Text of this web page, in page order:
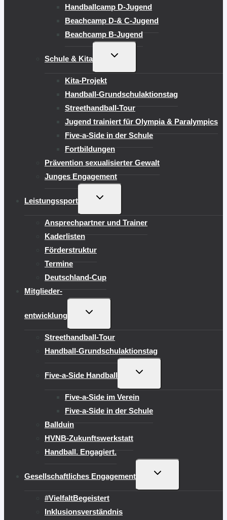
Handballcamp D-Jugend
Beachcamp D-& C-Jugend
Beachcamp B-Jugend
Schule & Kita
UNTERMENÜ
Kita-Projekt
Handball-Grundschulaktionstag
Streethandball-Tour
Jugend trainiert für Olympia & Paralympics
Five-a-Side in der Schule
Fortbildungen
Prävention sexualisierter Gewalt
Junges Engagement
Leistungssport
UNTERMENÜ
Ansprechpartner und Trainer
Kaderlisten
Förderstruktur
Termine
Deutschland-Cup
Mitglieder-
entwicklung
UNTERMENÜ
Streethandball-Tour
Handball-Grundschulaktionstag
Five-a-Side Handball
UNTERMENÜ
Five-a-Side im Verein
Five-a-Side in der Schule
Ballduin
HVNB-Zukunftswerkstatt
Handball. Engagiert.
Gesellschaftliches Engagement
UNTERMENÜ
#VielfaltBegeistert
Inklusionsverständnis